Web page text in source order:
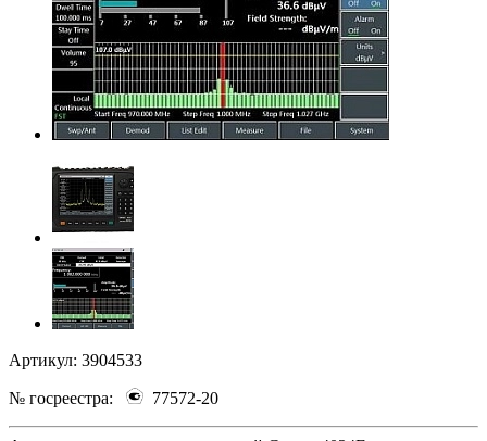
Артикул: 3904533
№ госреестра: 77572-20